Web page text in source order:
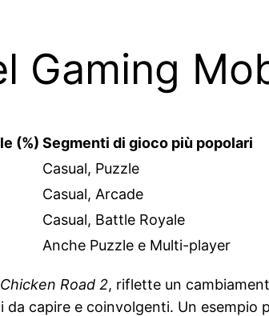
Gaming
(%) Segmenti di gioco più popolari
Casual, Puzzle
Casual, Arcade
Casual, Battle Royale
Anche Puzzle e Multi-player
Chicken Road 2, riflette un
capire e coinvolgenti. Un